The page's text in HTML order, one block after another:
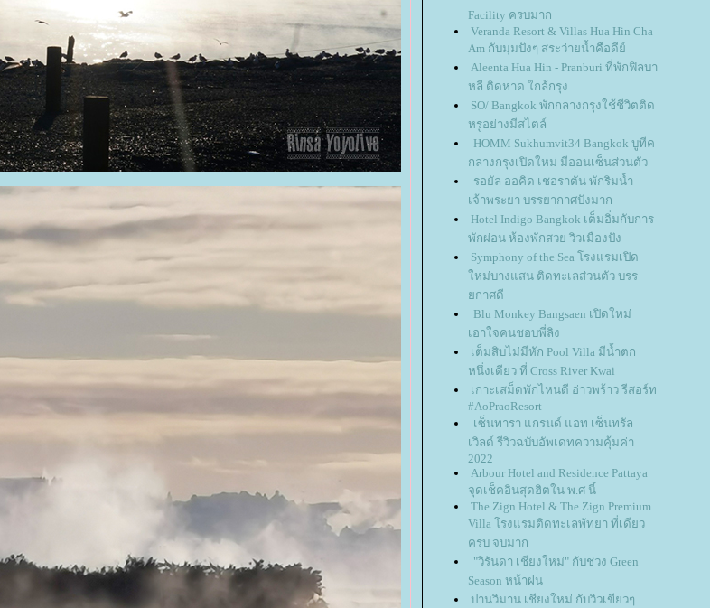
Facility ครบมาก
Veranda Resort & Villas Hua Hin Cha
Am กับมุมปังๆ สระว่ายน้ำคือดีย์
Aleenta Hua Hin - Pranburi ที่พักฟิลบา
หลี ติดหาด ใกล้กรุง
SO/ Bangkok พักกลางกรุงใช้ชีวิตติด
หรูอย่างมีสไตล์
HOMM Sukhumvit34 Bangkok บูทีค
กลางกรุงเปิดใหม่ มีออนเซ็นส่วนตัว
รอยัล ออคิด เชอราตัน พักริมน้ำ
เจ้าพระยา บรรยากาศปังมาก
Hotel Indigo Bangkok เต็มอิ่มกับการ
พักผ่อน ห้องพักสวย วิวเมืองปัง
Symphony of the Sea โรงแรมเปิด
หม่บางแสน ติดทะเลส่วนตัว บรร
กาศดี
Blu Monkey Bangsaen เปิดใหม่
เอาใจคนชอบพี่ลิง
เต็มสิบไม่มีหัก Pool Villa มีน้ำตก
หนึ่งเดียว ที่ Cross River Kwai
เกาะเสม็ดพักไหนดี อ่าวพร้าว รีสอร์ท
#AoPraoResort
เซ็นทารา แกรนด์ แอท เซ็นทรัล
เวิลด์ รีวิวฉบับอัพเดทความคุ้มค่า
2022
Arbour Hotel and Residence Pattaya
จุดเช็คอินสุดฮิตใน พ.ศ นี้
The Zign Hotel & The Zign Premium
Villa โรงแรมติดทะเลพัทยา ที่เดียว
ครบ จบมาก
"วิรันดา เชียงใหม่" กับช่วง Green
Season หน้าฝน
ปานวิมาน เชียงใหม่ กับวิวเขียวๆ